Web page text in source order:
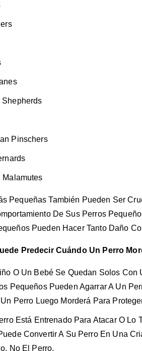
Shepherds
Pinschers
Malamutes
Pequeñas También Pueden Ser
De Sus Perros
Pueden Hacer Tanto
Predecir Cuándo Un Perro
O Un Bebé Se Quedan Solos
Pequeños Pueden Agarrar A Un
Perro Luego Morderá Para
Está Entrenado Para Atacar O Lo
Convertir A Su Perro En Una
No El Perro.